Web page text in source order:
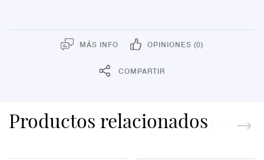
MÁS INFO OPINIONES (0)
COMPARTIR
Productos relacionados